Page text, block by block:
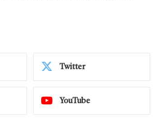
Twitter
YouTube